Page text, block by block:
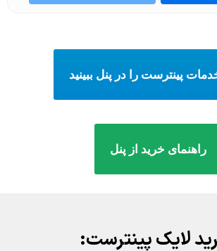
پینترست را در پنل ببینید
راهنمای خرید از پنل
لایک پینترست: